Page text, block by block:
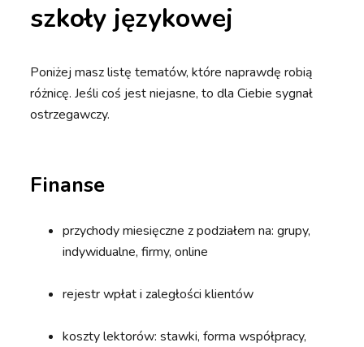
szkoły językowej
Poniżej masz listę tematów, które naprawdę robią
różnicę. Jeśli coś jest niejasne, to dla Ciebie sygnał
ostrzegawczy.
Finanse
przychody miesięczne z podziałem na: grupy,
indywidualne, firmy, online
rejestr wpłat i zaległości klientów
koszty lektorów: stawki, forma współpracy,